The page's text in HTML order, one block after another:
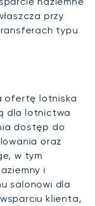
przy
typu
ofertę lotniska
dla lotnictwa
dostęp do
oraz
w tym
i
salonowi dla
klienta,